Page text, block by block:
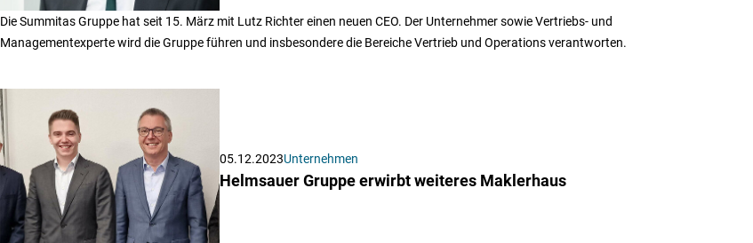
Die Summitas Gruppe hat seit 15. März mit Lutz Richter einen neuen CEO. Der Unternehmer sowie Vertriebs- und
Managementexperte wird die Gruppe führen und insbesondere die Bereiche Vertrieb und Operations verantworten.
05.12.2023Unternehmen
Helmsauer Gruppe erwirbt weiteres Maklerhaus